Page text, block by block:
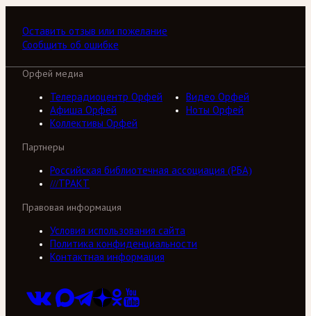
Оставить отзыв или пожелание
Сообщить об ошибке
Орфей медиа
Телерадиоцентр Орфей
Видео Орфей
Афиша Орфей
Ноты Орфей
Коллективы Орфей
Партнеры
Российская библиотечная ассоциация (РБА)
///ТРАКТ
Правовая информация
Условия использования сайта
Политика конфиденциальности
Контактная информация